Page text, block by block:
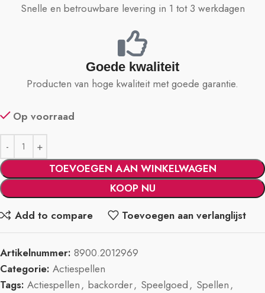
Snelle en betrouwbare levering in 1 tot 3 werkdagen
Goede kwaliteit
Producten van hoge kwaliteit met goede garantie.
Op voorraad
TOEVOEGEN AAN WINKELWAGEN
KOOP NU
Add to compare
Toevoegen aan verlanglijst
Artikelnummer: 8900.2012969
Categorie: Actiespellen
Tags: Actiespellen, backorder, Speelgoed, Spellen,